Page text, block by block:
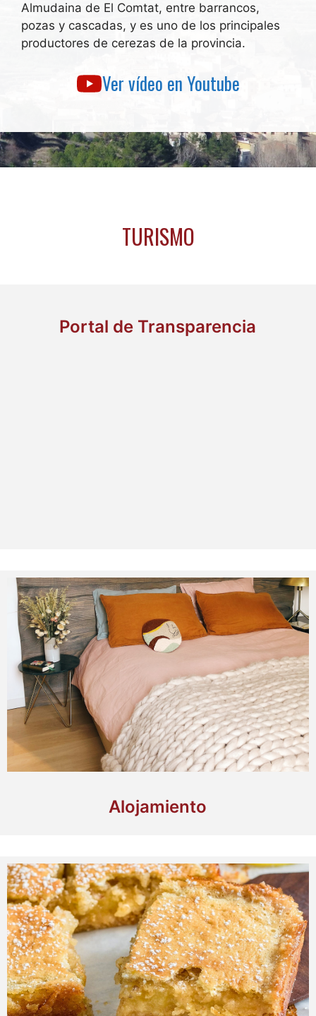
Almudaina de El Comtat, entre barrancos,
pozas y cascadas, y es uno de los principales
productores de cerezas de la provincia.
Ver vídeo en Youtube
TURISMO
Portal de Transparencia
Alojamiento